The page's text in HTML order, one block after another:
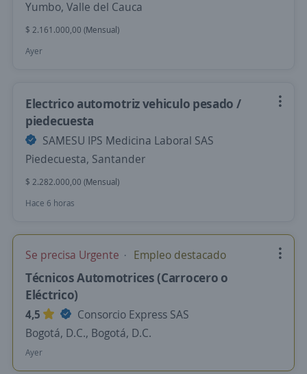
Yumbo, Valle del Cauca
$ 2.161.000,00 (Mensual)
Ayer
Electrico automotriz vehiculo pesado /
piedecuesta
SAMESU IPS Medicina Laboral SAS
Piedecuesta, Santander
$ 2.282.000,00 (Mensual)
Hace 6 horas
Se precisa Urgente Empleo destacado
Técnicos Automotrices (Carrocero o
Eléctrico)
4,5
Consorcio Express SAS
Bogotá, D.C., Bogotá, D.C.
Ayer